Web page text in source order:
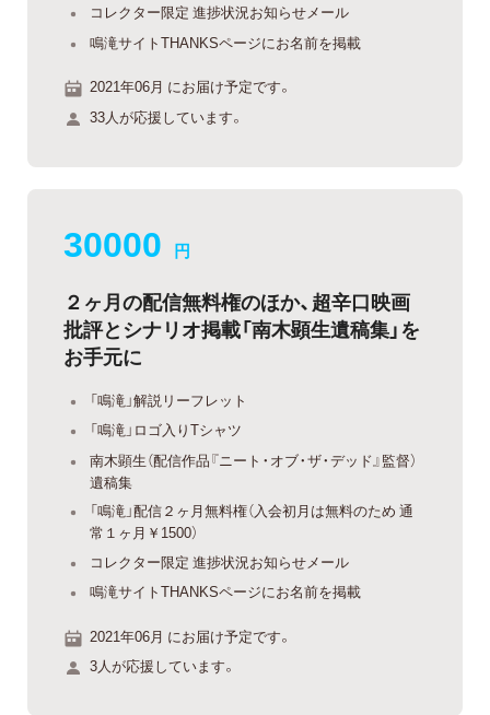
コレクター限定 進捗状況お知らせメール
鳴滝サイトTHANKSページにお名前を掲載
2021年06月 にお届け予定です。
33人が応援しています。
30000 円
２ヶ月の配信無料権のほか、超辛口映画
批評とシナリオ掲載「南木顕生遺稿集」を
お手元に
「鳴滝」解説リーフレット
「鳴滝」ロゴ入りTシャツ
南木顕生（配信作品『ニート・オブ・ザ・デッド』監督）
遺稿集
「鳴滝」配信２ヶ月無料権（入会初月は無料のため 通
常１ヶ月￥1500）
コレクター限定 進捗状況お知らせメール
鳴滝サイトTHANKSページにお名前を掲載
2021年06月 にお届け予定です。
3人が応援しています。